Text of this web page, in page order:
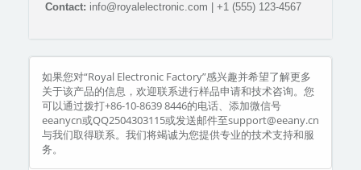
Contact: info@royalelectronic.com | +1 (555) 123-4567
如果您对“Royal Electronic Factory”感兴趣并希望了解更多
关于该产品的信息，欢迎联系进行样品申请和技术咨询。您
可以通过拨打+86-10-8639 8446的电话、添加微信号
eeanycn或QQ2504303115或发送邮件至support@eeany.cn
与我们取得联系。我们将竭诚为您提供专业的技术支持和服
务。